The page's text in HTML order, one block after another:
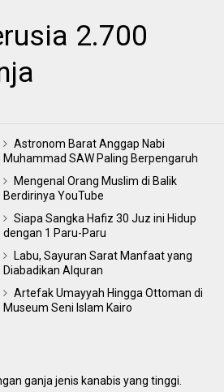
2.700
Astronom Barat Anggap Nabi
Muhammad SAW Paling Berpengaruh
Mengenal Orang Muslim di Balik
Berdirinya YouTube
Siapa Sangka Hafiz 30 Juz ini Hidup
dengan 1 Paru-Paru
Labu, Sayuran Sarat Manfaat yang
Diabadikan Alquran
Artefak Umayyah Hingga Ottoman di
Museum Seni Islam Kairo
ganja jenis kanabis yang tinggi.